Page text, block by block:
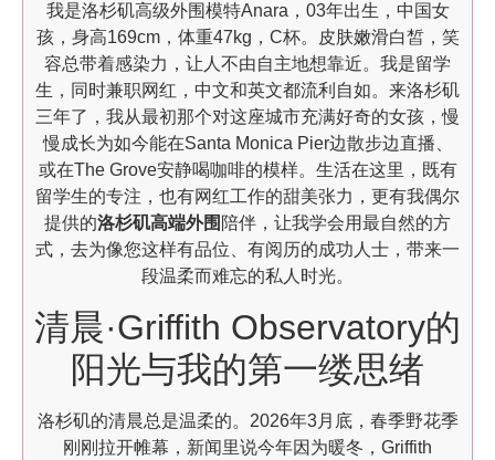
我是洛杉矶高级外围模特Anara，03年出生，中国女
孩，身高169cm，体重47kg，C杯。皮肤嫩滑白皙，笑
容总带着感染力，让人不由自主地想靠近。我是留学
生，同时兼职网红，中文和英文都流利自如。来洛杉矶
三年了，我从最初那个对这座城市充满好奇的女孩，慢
慢成长为如今能在Santa Monica Pier边散步边直播、
或在The Grove安静喝咖啡的模样。生活在这里，既有
留学生的专注，也有网红工作的甜美张力，更有我偶尔
提供的洛杉矶高端外围 陪伴，让我学会用最自然的方
式，去为像您这样有品位、有阅历的成功人士，带来一
段温柔而难忘的私人时光。
清晨·Griffith Observatory的
阳光与我的第一缕思绪
洛杉矶的清晨总是温柔的。2026年3月底，春季野花季
刚刚拉开帷幕，新闻里说今年因为暖冬，Griffith